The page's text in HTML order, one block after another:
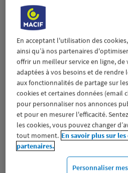
4
10.58
km
102 AVENUE MAURICE
78500 SARTROUVILLE
4,3/5Note de 4.3 sur 5
(368 avis)
Fermé aujourd'hui
En acceptant l'utilisation des
ainsi qu’à nos partenaires
offrir un meilleur service en ligne,
adaptées à vos besoins et de rendre
aux fonctionnalités de partage sur
cookies et certaines données (email
pour personnaliser nos annonces
et pour en mesurer l'efficacité.
les cookies, vous pouvez changer
tout moment. En savoir plus sur
partenaires.
Personnaliser